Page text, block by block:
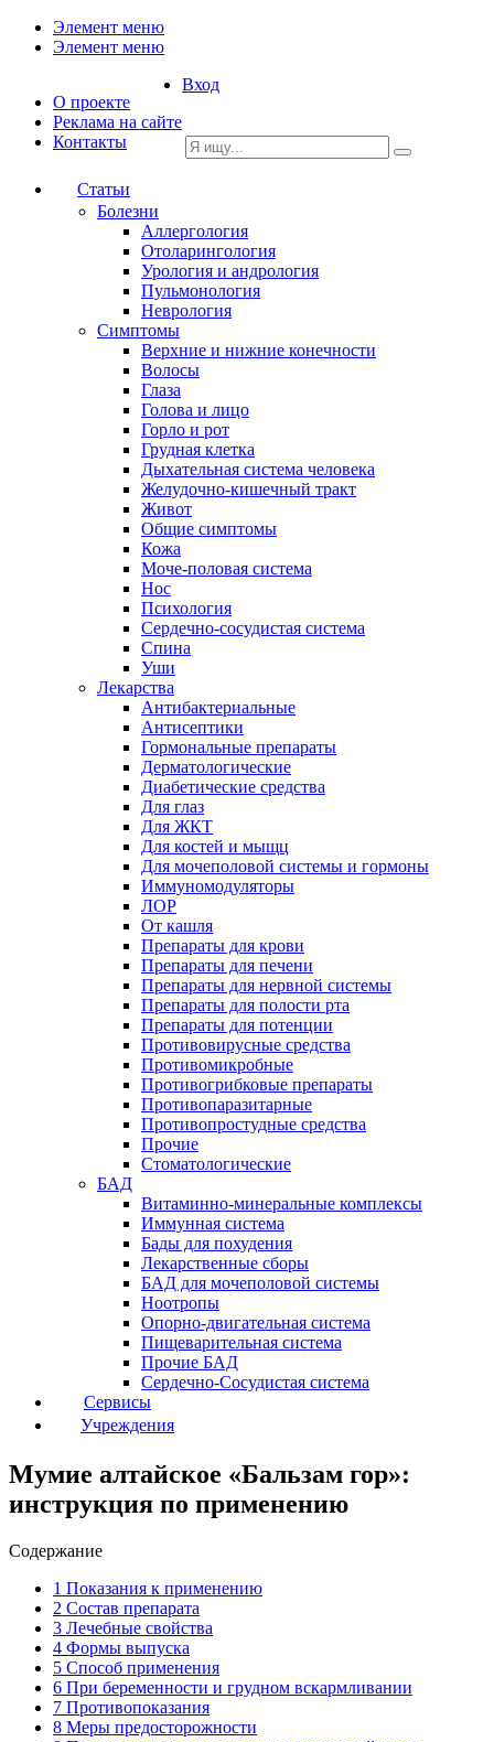
Элемент меню
Элемент меню
О проекте
Реклама на сайте
Контакты
Вход
Статьи
Болезни
Аллергология
Отоларингология
Урология и андрология
Пульмонология
Неврология
Симптомы
Верхние и нижние конечности
Волосы
Глаза
Голова и лицо
Горло и рот
Грудная клетка
Дыхательная система человека
Желудочно-кишечный тракт
Живот
Общие симптомы
Кожа
Моче-половая система
Нос
Психология
Сердечно-сосудистая система
Спина
Уши
Лекарства
Антибактериальные
Антисептики
Гормональные препараты
Дерматологические
Диабетические средства
Для глаз
Для ЖКТ
Для костей и мыщц
Для мочеполовой системы и гормоны
Иммуномодуляторы
ЛОР
От кашля
Препараты для крови
Препараты для печени
Препараты для нервной системы
Препараты для полости рта
Препараты для потенции
Противовирусные средства
Противомикробные
Противогрибковые препараты
Противопаразитарные
Противопростудные средства
Прочие
Стоматологические
БАД
Витаминно-минеральные комплексы
Иммунная система
Бады для похудения
Лекарственные сборы
БАД для мочеполовой системы
Ноотропы
Опорно-двигательная система
Пищеварительная система
Прочие БАД
Сердечно-Сосудистая система
Сервисы
Учреждения
Мумие алтайское «Бальзам гор»:
инструкция по применению
Содержание
1 Показания к применению
2 Состав препарата
3 Лечебные свойства
4 Формы выпуска
5 Способ применения
6 При беременности и грудном вскармливании
7 Противопоказания
8 Меры предосторожности